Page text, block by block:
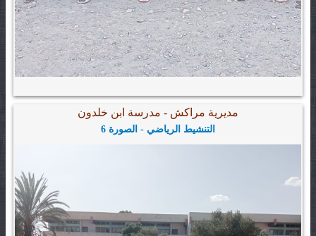
مديرية مراكش - مدرسة ابن خلدون
التنشيط الرياضي - الصورة 6